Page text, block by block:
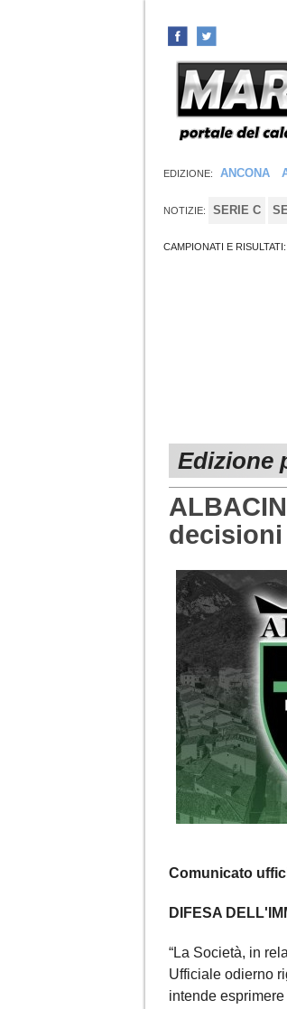
EDIZIONE: ANCONA
NOTIZIE: SERIE C
CAMPIONATI E RISULTATI:
Edizione
Comunicato
DIFESA
“La Società, in
Ufficiale odierno
intende